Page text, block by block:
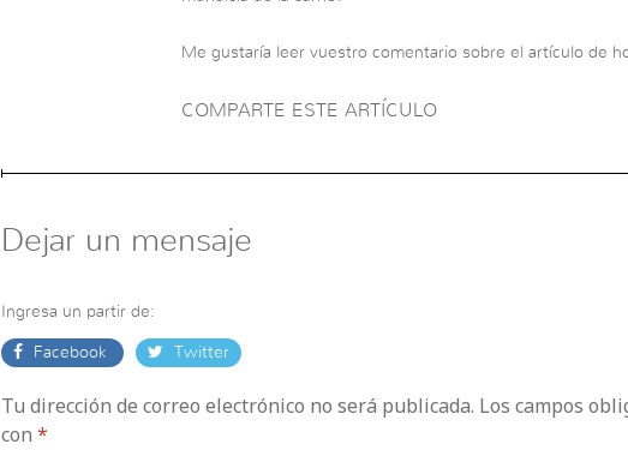
Me gustaría leer vuestro comentario sobre el artículo de
COMPARTE ESTE ARTÍCULO
Dejar un mensaje
Ingresa un partir de:
Facebook Twitter
Tu dirección de correo electrónico no será publicada. Los campos
con *